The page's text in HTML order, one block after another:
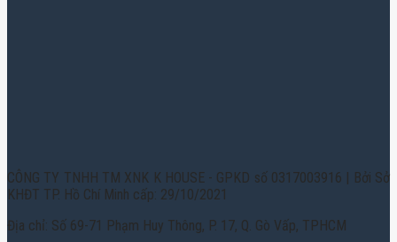
CÔNG TY TNHH TM XNK K HOUSE - GPKD số 0317003916 | Bởi Sở
KHĐT TP. Hồ Chí Minh cấp: 29/10/2021
Địa chỉ: Số 69-71 Phạm Huy Thông, P. 17, Q. Gò Vấp, TPHCM